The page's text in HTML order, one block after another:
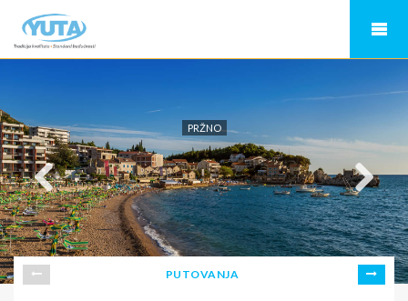
PRŽNO
PUTOVANJA